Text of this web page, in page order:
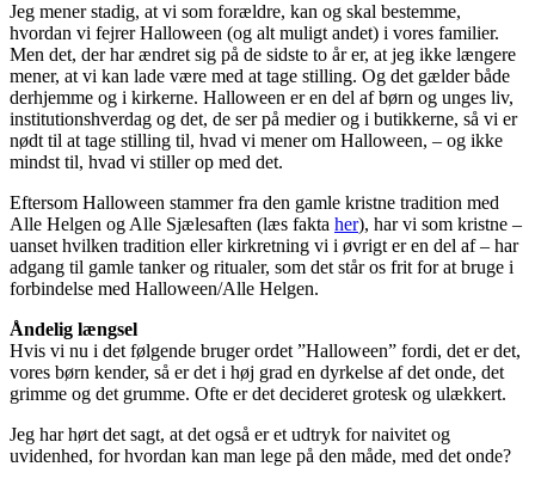
Jeg mener stadig, at vi som forældre, kan og skal bestemme,
hvordan vi fejrer Halloween (og alt muligt andet) i vores familier.
Men det, der har ændret sig på de sidste to år er, at jeg ikke længere
mener, at vi kan lade være med at tage stilling. Og det gælder både
derhjemme og i kirkerne. Halloween er en del af børn og unges liv,
institutionshverdag og det, de ser på medier og i butikkerne, så vi er
nødt til at tage stilling til, hvad vi mener om Halloween, – og ikke
mindst til, hvad vi stiller op med det.
Eftersom Halloween stammer fra den gamle kristne tradition med
Alle Helgen og Alle Sjælesaften (læs fakta her), har vi som kristne –
uanset hvilken tradition eller kirkretning vi i øvrigt er en del af – har
adgang til gamle tanker og ritualer, som det står os frit for at bruge i
forbindelse med Halloween/Alle Helgen.
Åndelig længsel
Hvis vi nu i det følgende bruger ordet ”Halloween” fordi, det er det,
vores børn kender, så er det i høj grad en dyrkelse af det onde, det
grimme og det grumme. Ofte er det decideret grotesk og ulækkert.
Jeg har hørt det sagt, at det også er et udtryk for naivitet og
uvidenhed, for hvordan kan man lege på den måde, med det onde?